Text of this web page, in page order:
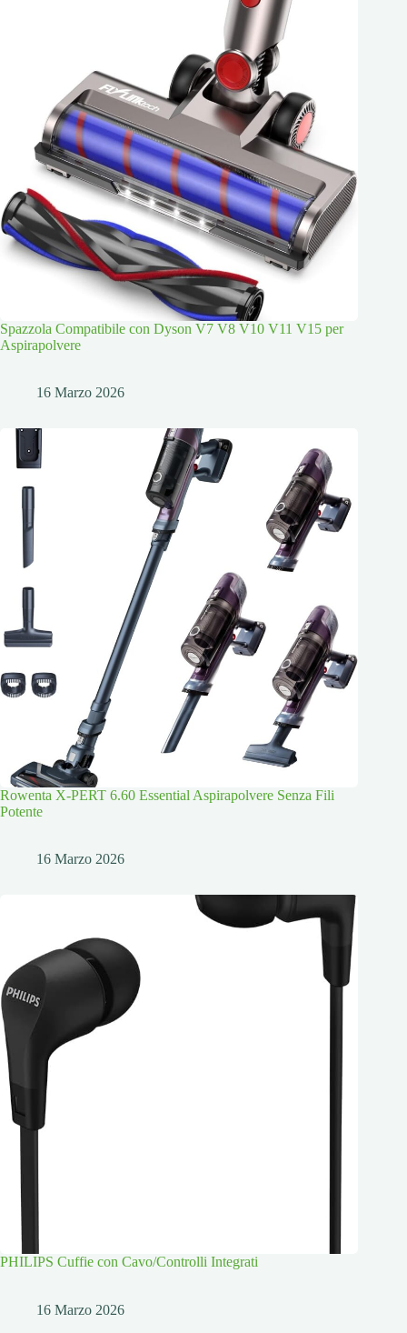
Spazzola Compatibile con Dyson V7 V8 V10 V11 V15 per
Aspirapolvere
16 Marzo 2026
Rowenta X-PERT 6.60 Essential Aspirapolvere Senza Fili
Potente
16 Marzo 2026
PHILIPS Cuffie con Cavo/Controlli Integrati
16 Marzo 2026